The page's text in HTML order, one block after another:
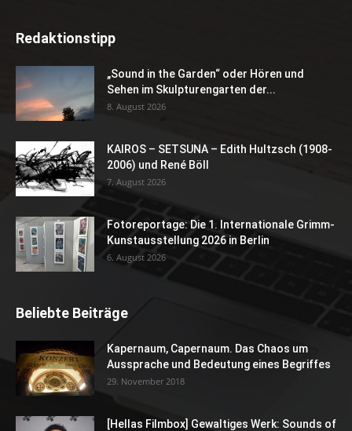
Redaktionstipp
„Sound in the Garden“ oder Hören und
Sehen im Skulpturengarten der...
8. August 2026
KAIROS – SETSUNA – Edith Hultzsch (1908-
2006) und René Böll
7. August 2026
Fotoreportage: Die 1. Internationale Grimm-
Kunstausstellung 2026 in Berlin
6. August 2026
Beliebte Beiträge
Kapernaum, Capernaum. Das Chaos um
Aussprache und Bedeutung eines Begriffes
29. November 2018
[Hellas Filmbox] Gewaltiges Werk: Sounds of